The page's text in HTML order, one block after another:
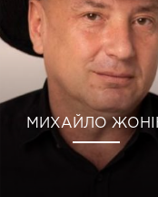
МИХАЙЛО